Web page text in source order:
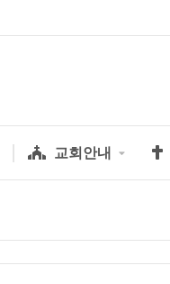
교회안내